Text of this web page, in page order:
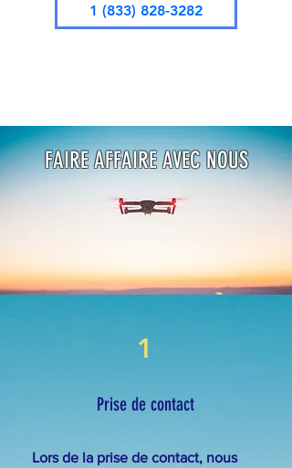
1 (833) 828-3282
FAIRE AFFAIRE AVEC NOUS
1
Prise de contact
Lors de la prise de contact, nous